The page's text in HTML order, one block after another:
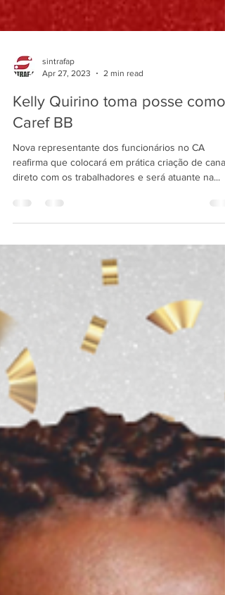
Apr 27, 2023
Kelly Quirino toma posse como
Caref BB
Nova representante dos funcionários no CA
reafirma que colocará em prática criação de canal
direto com os trabalhadores e será atuante na...